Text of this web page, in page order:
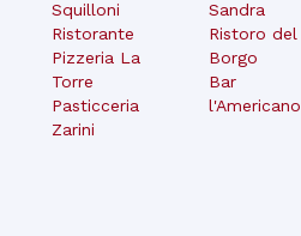
Squilloni
Ristorante
Pizzeria La
Torre
Pasticceria
Zarini
Sandra
Ristoro del
Borgo
Bar
l'Americano